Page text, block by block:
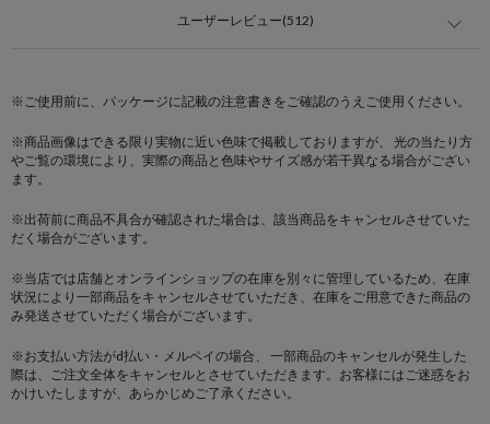
ユーザーレビュー(512)
※ご使用前に、パッケージに記載の注意書きをご確認のうえご使用ください。
※商品画像はできる限り実物に近い色味で掲載しておりますが、 光の当たり方
やご覧の環境により、実際の商品と色味やサイズ感が若干異なる場合がござい
ます。
※出荷前に商品不具合が確認された場合は、該当商品をキャンセルさせていた
だく場合がございます。
※当店では店舗とオンラインショップの在庫を別々に管理しているため、在庫
状況により一部商品をキャンセルさせていただき、在庫をご用意できた商品の
み発送させていただく場合がございます。
※お支払い方法がd払い・メルペイの場合、 一部商品のキャンセルが発生した
際は、ご注文全体をキャンセルとさせていただきます。お客様にはご迷惑をお
かけいたしますが、あらかじめご了承ください。